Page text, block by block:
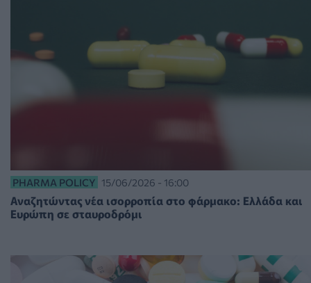
PHARMA POLICY 15/06/2026 - 16:00
Αναζητώντας νέα ισορροπία στο φάρμακο: Ελλάδα και
Ευρώπη σε σταυροδρόμι